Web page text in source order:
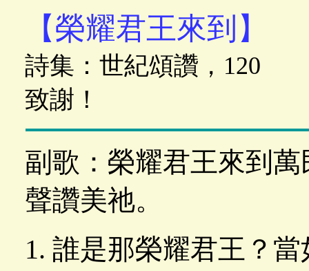
【榮耀君王來到】
詩集：世紀頌讚，
致謝！
副歌：榮耀君王來到
聲讚美祂。
誰是那榮耀君王？